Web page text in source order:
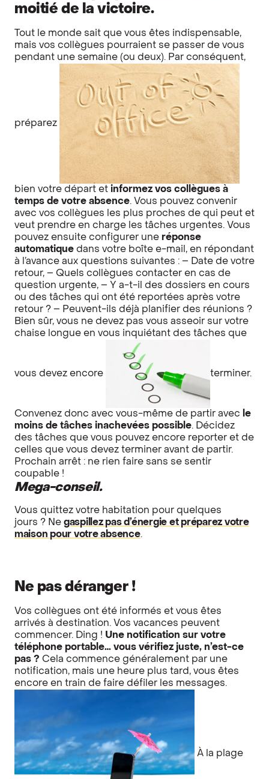
moitié de la victoire.
Tout le monde sait que vous êtes indispensable,
mais vos collègues pourraient se passer de vous
pendant une semaine (ou deux). Par conséquent,
préparez
bien votre départ et informez vos collègues à
temps de votre absence. Vous pouvez convenir
avec vos collègues les plus proches de qui peut et
veut prendre en charge les tâches urgentes. Vous
pouvez ensuite configurer une réponse
automatique dans votre boîte e-mail, en répondant
à l’avance aux questions suivantes : – Date de votre
retour, – Quels collègues contacter en cas de
question urgente, – Y a-t-il des dossiers en cours
ou des tâches qui ont été reportées après votre
retour ? – Peuvent-ils déjà planifier des réunions ?
Bien sûr, vous ne devez pas vous asseoir sur votre
chaise longue en vous inquiétant des tâches que
vous devez encore terminer.
Convenez donc avec vous-même de partir avec le
moins de tâches inachevées possible. Décidez
des tâches que vous pouvez encore reporter et de
celles que vous devez terminer avant de partir.
Prochain arrêt : ne rien faire sans se sentir
coupable !
Mega-conseil.
Vous quittez votre habitation pour quelques
jours ? Ne gaspillez pas d’énergie et préparez votre
maison pour votre absence.
Ne pas déranger !
Vos collègues ont été informés et vous êtes
arrivés à destination. Vos vacances peuvent
commencer. Ding ! Une notification sur votre
téléphone portable… vous vérifiez juste, n’est-ce
pas ? Cela commence généralement par une
notification, mais une heure plus tard, vous êtes
encore en train de faire défiler les messages.
À la plage